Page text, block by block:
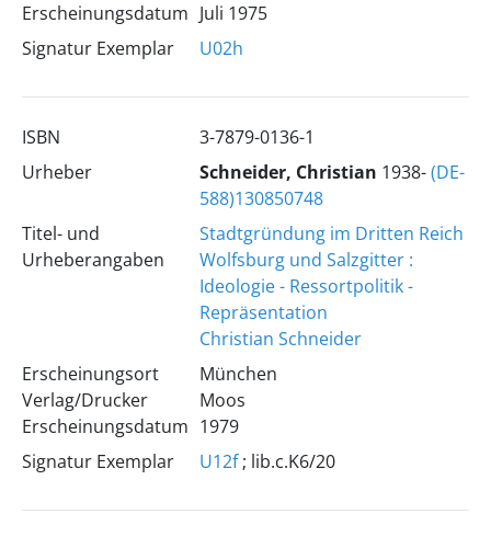
Erscheinungsdatum Juli 1975
Signatur Exemplar
U02h
ISBN
3-7879-0136-1
Urheber
Schneider, Christian 1938-(DE-
588)130850748
Titel- und
Urheberangaben
Stadtgründung im Dritten Reich
Wolfsburg und Salzgitter :
Ideologie - Ressortpolitik -
Repräsentation
Christian Schneider
Erscheinungsort
Verlag/Drucker
Erscheinungsdatum
München
Moos
1979
Signatur Exemplar
U12f; lib.c.K6/20